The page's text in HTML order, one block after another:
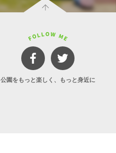
公園をもっと楽しく、もっと身近に